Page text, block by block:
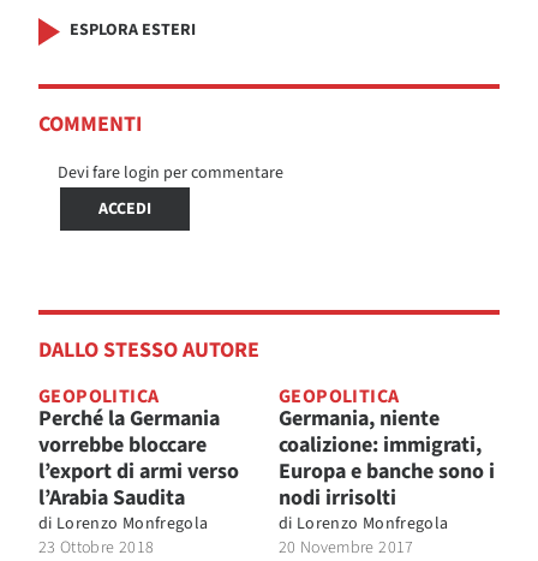
ESPLORA ESTERI
COMMENTI
Devi fare login per commentare
ACCEDI
DALLO STESSO AUTORE
GEOPOLITICA
Perché la Germania
vorrebbe bloccare
l’export di armi verso
l’Arabia Saudita
di Lorenzo Monfregola
23 Ottobre 2018
GEOPOLITICA
Germania, niente
coalizione: immigrati,
Europa e banche sono i
nodi irrisolti
di Lorenzo Monfregola
20 Novembre 2017